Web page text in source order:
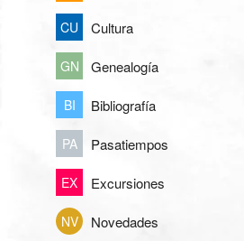
CU Cultura
GN Genealogía
BI Bibliografía
PA Pasatiempos
EX Excursiones
NV Novedades